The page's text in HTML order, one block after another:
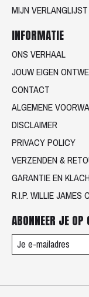
MIJN VERLANGLIJST
INFORMATIE
ONS VERHAAL
JOUW EIGEN
CONTACT
ALGEMENE
DISCLAIMER
PRIVACY POLICY
VERZENDEN &
GARANTIE EN
R.I.P. WILLIE JAMES
ABONNEER JE OP